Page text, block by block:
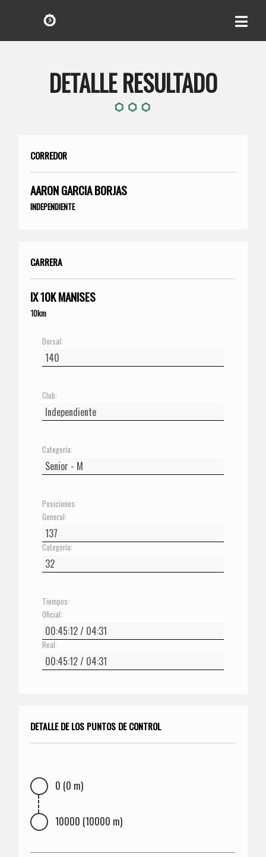
DETALLE RESULTADO
CORREDOR
AARON GARCIA BORJAS
INDEPENDIENTE
CARRERA
IX 10K MANISES
10km
Dorsal:
Club:
Categoría:
Posiciones:
General:
Categoría:
Tiempos:
Oficial:
Real:
DETALLE DE LOS PUNTOS DE CONTROL
0 (0 m)
10000 (10000 m)